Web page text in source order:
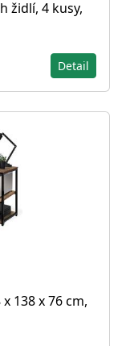
židlí, 4 kusy,
Detail
138 x 76 cm,